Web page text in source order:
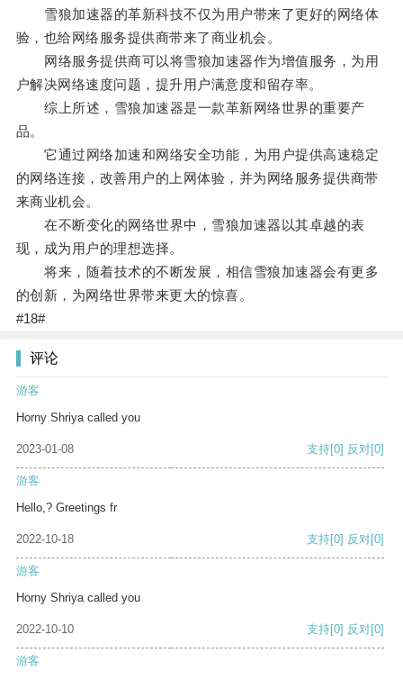
雪狼加速器的革新科技不仅为用户带来了更好的网络体
验，也给网络服务提供商带来了商业机会。
网络服务提供商可以将雪狼加速器作为增值服务，为用
户解决网络速度问题，提升用户满意度和留存率。
综上所述，雪狼加速器是一款革新网络世界的重要产
品。
它通过网络加速和网络安全功能，为用户提供高速稳定
的网络连接，改善用户的上网体验，并为网络服务提供商带
来商业机会。
在不断变化的网络世界中，雪狼加速器以其卓越的表
现，成为用户的理想选择。
将来，随着技术的不断发展，相信雪狼加速器会有更多
的创新，为网络世界带来更大的惊喜。
#18#
评论
游客
Horny Shriya called you
2023-01-08 支持[0] 反对[0]
游客
Hello,? Greetings fr
2022-10-18 支持[0] 反对[0]
游客
Horny Shriya called you
2022-10-10 支持[0] 反对[0]
游客